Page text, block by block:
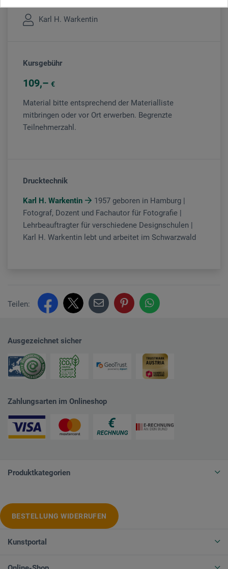
Karl H. Warkentin
Kursgebühr
109 €
Material bitte entsprechend der Materialliste
mitbringen oder vor Ort erwerben. Begrenzte
Teilnehmerzahl.
Drucktechnik
Karl H. Warkentin
1957 geboren in Hamburg |
Fotograf, Dozent und Fachautor für Fotografie |
Lehrbeauftragter für verschiedene Designschulen |
Karl H. Warkentin lebt und arbeitet im Schwarzwald
Teilen:
Ausgezeichnet sicher
Zahlungsarten im Onlineshop
Produktkategorien
BESTELLUNG WIDERRUFEN
Kunstportal